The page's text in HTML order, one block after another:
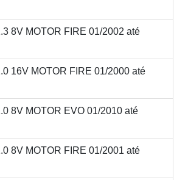
8V MOTOR FIRE 01/2002 até
16V MOTOR FIRE 01/2000 até
8V MOTOR EVO 01/2010 até
8V MOTOR FIRE 01/2001 até